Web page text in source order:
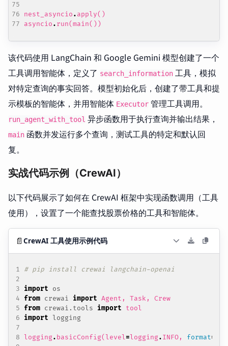
nest_asyncio.apply()
asyncio.run(main())
该代码使用 LangChain 和 Google Gemini 模型创建了一个
工具调用智能体，定义了 search_information 工具，模拟
对特定查询的事实回答。模型初始化后，创建了带工具和提
示模板的智能体，并用智能体 Executor 管理工具调用。
run_agent_with_tool 异步函数用于执行查询并输出结果，
main 函数并发运行多个查询，测试工具的特定和默认回
复。
实战代码示例（CrewAI）
以下代码展示了如何在 CrewAI 框架中实现函数调用（工具
使用），设置了一个能查找股票价格的工具和智能体。
📄 CrewAI 工具使用示例代码
# pip install crewai langchain-openai
import
os
from crewai import Agent , Task ,
Crew
from crewai.tools import
tool
import logging
logging.basicConfig(level=logging.INFO, format=